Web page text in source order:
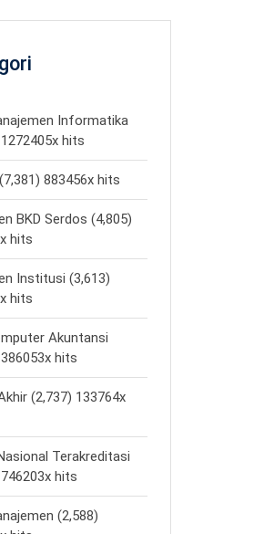
Informatika
hits
883456x hits
BKD Serdos (4,805)
hits
Institusi (3,613)
hits
Akuntansi
hits
(2,737) 133764x
Terakreditasi
hits
(2,588)